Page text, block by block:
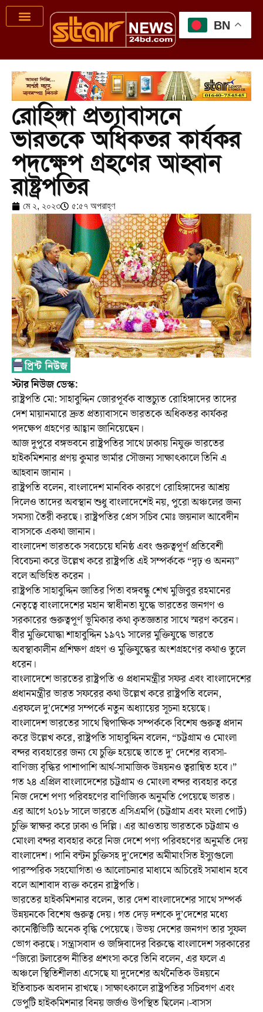
রোহিঙ্গা প্রত্যাবাসনে
ভারতকে অধিকতর কার্যকর
পদক্ষেপ গ্রহণের আহ্বান
রাষ্ট্রপতির
মে ২, ২০২৩ ৫:৫৭ অপরাহ্ণ
স্টার নিউজ ডেস্ক:
রাষ্ট্রপতি মো: সাহাবুদ্দিন জোরপূর্বক বাস্তচ্যুত রোহিঙ্গাদের তাদের
দেশ মায়ানমারে দ্রুত প্রত্যাবাসনে ভারতকে অধিকতর কার্যকর
পদক্ষেপ গ্রহণের আহ্বান জানিয়েছেন।
আজ দুপুরে বঙ্গভবনে রাষ্ট্রপতির সাথে ঢাকায় নিযুক্ত ভারতের
হাইকমিশনার প্রণয় কুমার ভার্মার সৌজন্য সাক্ষাৎকালে তিনি এ
আহবান জানান ।
রাষ্ট্রপতি বলেন, বাংলাদেশ মানবিক কারণে রোহিঙ্গাদের আশ্রয়
দিলেও তাদের অবস্থান শুধু বাংলাদেশেই নয়, পুরো অঞ্চলের জন্য
সমস্যা তৈরী করছে। রাষ্ট্রপতির প্রেস সচিব মোঃ জয়নাল আবেদীন
বাসসকে একথা জানান।
বাংলাদেশ ভারতকে সবচেয়ে ঘনিষ্ঠ এবং গুরুত্বপূর্ণ প্রতিবেশী
বিবেচনা করে উল্লেখ করে রাষ্ট্রপতি এই সম্পর্ককে “দৃঢ় ও অনন্য”
বলে অভিহিত করেন ।
রাষ্ট্রপতি সাহাবুদ্দিন জাতির পিতা বঙ্গবন্ধু শেখ মুজিবুর রহমানের
নেতৃত্বে বাংলাদেশের মহান স্বাধীনতা যুদ্ধে ভারতের জনগণ ও
সরকারের গুরুত্বপূর্ণ ভূমিকার কথা কৃতজ্ঞতার সাথে স্মরণ করেন।
বীর মুক্তিযোদ্ধা শাহাবুদ্দিন ১৯৭১ সালের মুক্তিযুদ্ধে ভারতে
অবস্থাকালীন প্রশিক্ষণ গ্রহণ ও মুক্তিযুদ্ধের অংশগ্রহণের কথাও তুলে
ধরেন।
বাংলাদেশে ভারতের রাষ্ট্রপতি ও প্রধানমন্ত্রীর সফর এবং বাংলাদেশের
প্রধানমন্ত্রীর ভারত সফরের কথা উল্লেখ করে রাষ্ট্রপতি বলেন,
এরফলে দু’দেশের সম্পর্কে নতুন অধ্যায়ের সূচনা হয়েছে।
বাংলাদেশ ভারতের সাথে দ্বিপাক্ষিক সম্পর্ককে বিশেষ গুরুত্ব প্রদান
করে উল্লেখ করে, রাষ্ট্রপতি সাহাবুদ্দিন বলেন, “চট্টগ্রাম ও মোংলা
বন্দর ব্যবহারের জন্য যে চুক্তি হয়েছে তাতে দু’ দেশের ব্যবসা-
বাণিজ্য বৃদ্ধির পাশাপাশি আর্থ-সামাজিক উন্নয়নও ত্বরান্বিত হবে।”
গত ২৪ এপ্রিল বাংলাদেশের চট্টগ্রাম ও মোংলা বন্দর ব্যবহার করে
নিজ দেশে পণ্য পরিবহণের বাণিজ্যিক অনুমতি পেয়েছে ভারত।
এর আগে ২০১৮ সালে ভারতে এসিএমপি (চট্টগ্রাম এবং মংলা পোর্ট)
চুক্তি স্বাক্ষর করে ঢাকা ও দিল্লি। এর আওতায় ভারতকে চট্টগ্রাম ও
মোংলা বন্দর ব্যবহার করে নিজ দেশে পণ্য পরিবহণের অনুমতি দেয়
বাংলাদেশ। পানি বন্টন চুক্তিসহ দু’দেশের অমীমাংসিত ইস্যুগুলো
পারস্পরিক সহযোগিতা ও আলোচনার মাধ্যমে অচিরেই সমাধান হবে
বলে আশাবাদ ব্যক্ত করেন রাষ্ট্রপতি।
ভারতের হাইকমিশনার বলেন, তার দেশ বাংলাদেশের সাথে সম্পর্ক
উন্নয়নকে বিশেষ গুরুত্ব দেয়। গত দেড় দশকে দু’দেশের মধ্যে
কানেক্টিভিটি অনেক বৃদ্ধি পেয়েছে। উভয় দেশের জনগণ তার সুফল
ভোগ করছে। সন্ত্রাসবাদ ও জঙ্গিবাদের বিরুদ্ধে বাংলাদেশ সরকারের
“জিরো টলারেন্স নীতির প্রশংসা করে তিনি বলেন, এর ফলে এ
অঞ্চলে স্থিতিশীলতা এসেছে যা দুদেশের অর্থনৈতিক উন্নয়নে
ইতিবাচক অবদান রাখছে। সাক্ষাৎকালে রাষ্ট্রপতির সচিবগণ এবং
ডেপুটি হাইকমিশনার বিনয় জর্জও উপস্থিত ছিলেন।-বাসস
BN